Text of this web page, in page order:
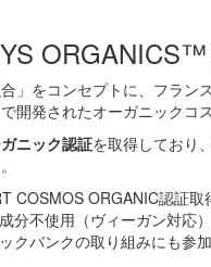
ORGANICS™
合」をコンセプトに、フラン
開発されたオーガニックコ
ニック認証を取得しており
COSMOS ORGANIC認証取
分不使用（ヴィーガン対応）
クバンクの取り組みにも参加